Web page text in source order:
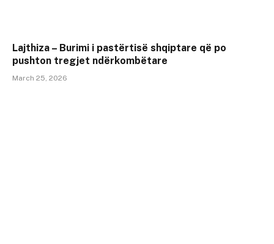
Lajthiza – Burimi i pastërtisë shqiptare që po
pushton tregjet ndërkombëtare
March 25, 2026